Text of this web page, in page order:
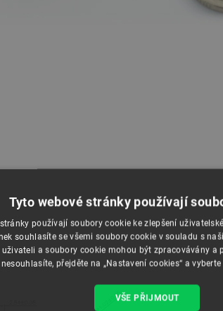
Tyto webové stránky používají
používají soubory cookie ke zlepšení
souhlasíte se všemi soubory cookie v souladu s
uživateli a soubory cookie mohou být zpracovávány a
přejděte na „Nastavení cookies“ a vyberte
VŠE PŘIJMOUT